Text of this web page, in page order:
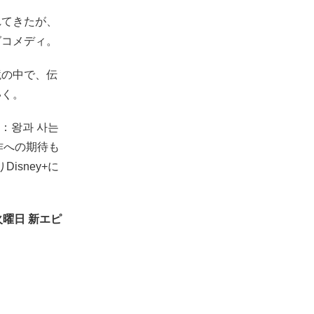
きたが、
メディ。
中で、伝
。
왕과 사는
への期待も
Disney+に
日 新エピ